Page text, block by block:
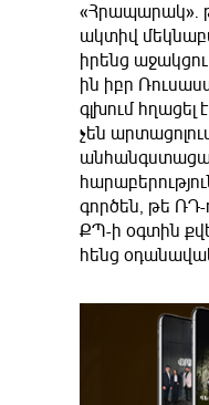
«Հրապարակ»․
ակտիվ
իրենց
ին իբր
գլխում
չեն
անհանգստացած
գործեն, թե ՌԴ-
ՔՊ-ի օգտին
հենց